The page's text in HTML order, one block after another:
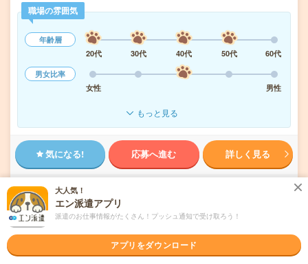
職場の雰囲気
年齢層
20代
30代 40代 50代
60代
男女比率
女性
男性
もっと見る
気になる! 応募へ進む 詳しく見る
未読 掲載日 2026/08/08
＼来社不要／単発1日OK＊文房具の仕分け
大人気！
エン派遣アプリ
派遣のお仕事情報がたくさん！プッシュ通知で受け取ろう！
アプリをダウンロード